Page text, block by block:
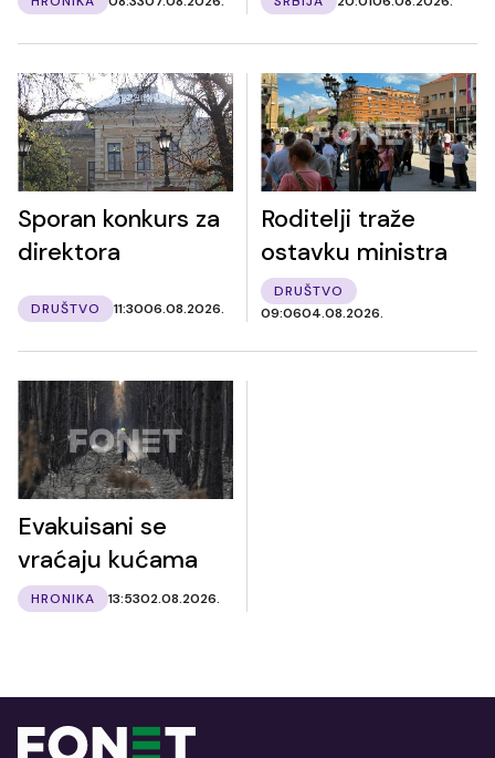
Sporan konkurs za
direktora
DRUŠTVO 11:3006.08.2026.
Roditelji traže
ostavku ministra
DRUŠTVO
09:0604.08.2026.
Evakuisani se
vraćaju kućama
HRONIKA 13:5302.08.2026.